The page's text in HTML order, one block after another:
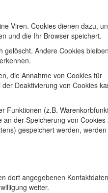
Viren. Cookies dienen dazu,
und die Ihr Browser speichert.
gelöscht. Andere Cookies
die Annahme von Cookies für
Deaktivierung von Cookies
Funktionen (z.B.
der Speicherung von Cookies
gespeichert werden,
dort angegebenen Kontaktdaten
weiter.